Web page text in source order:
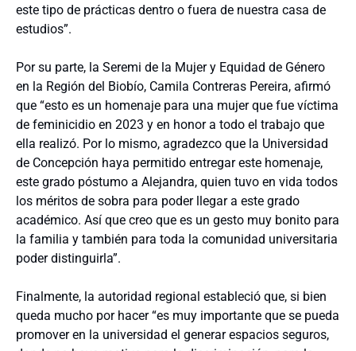
este tipo de prácticas dentro o fuera de nuestra casa de
estudios”.
Por su parte, la Seremi de la Mujer y Equidad de Género
en la Región del Biobío, Camila Contreras Pereira, afirmó
que “esto es un homenaje para una mujer que fue víctima
de feminicidio en 2023 y en honor a todo el trabajo que
ella realizó. Por lo mismo, agradezco que la Universidad
de Concepción haya permitido entregar este homenaje,
este grado póstumo a Alejandra, quien tuvo en vida todos
los méritos de sobra para poder llegar a este grado
académico. Así que creo que es un gesto muy bonito para
la familia y también para toda la comunidad universitaria
poder distinguirla”.
Finalmente, la autoridad regional estableció que, si bien
queda mucho por hacer “es muy importante que se pueda
promover en la universidad el generar espacios seguros,